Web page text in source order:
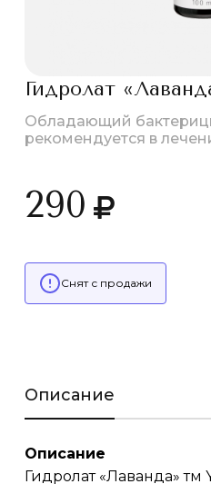
Гидролат
Обладающий
рекомендуется в
290
Снят с продажи
Описание
Описание
Гидролат «Лаванда» тм